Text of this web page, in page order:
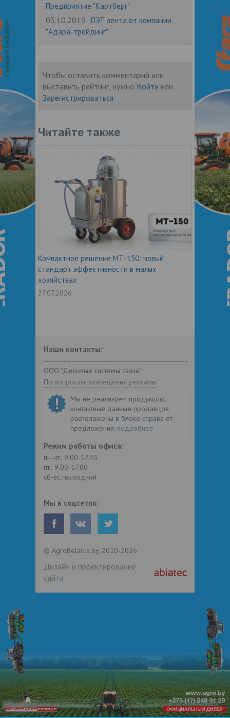
Предприятие "Картберг"
03.10.2019 ПЭТ лента от компании
"Адара-трейдинг"
Чтобы оставить комментарий или
выставить рейтинг, нужно Войти или
Зарегистрироваться
Читайте также
Компактное решение МТ-150: новый
стандарт эффективности в малых
хозяйствах
27.07.2026
Наши контакты:
ООО "Деловые системы связи"
По вопросам размещения рекламы
Мы не реализуем продукцию,
контактные данные продавцов
расположены в блоке справа от
предложения. подробнее
Режим работы офиса:
пн-чт.: 9.00-17.45
пт.: 9.00-17.00
сб-вс.: выходной
Мы в соцсетях:
© AgroBelarus.by, 2010-2026
Дизайн и проектирование
сайта